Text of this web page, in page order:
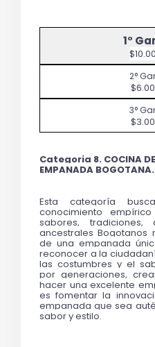
Categoria 8. COCINA DE
EMPANADA BOGOTANA.
Esta categoría
conocimiento
sabores, tradiciones,
ancestrales Bogotanos
de una empanada
reconocer a la
las costumbres y el
por generaciones,
hacer una excelente
es fomentar la
empanada que sea
sabor y estilo.